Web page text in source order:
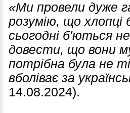
«Ми провели дуже
розумію, що
сьогодні б'ються
довести, що вони
потрібна була не
вболіває за
14.08.2024).